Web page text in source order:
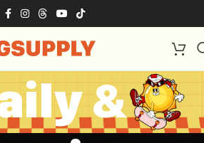
&